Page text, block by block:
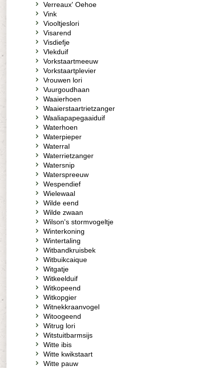
Verreaux' Oehoe
Vink
Viooltjeslori
Visarend
Visdiefje
Vlekduif
Vorkstaartmeeuw
Vorkstaartplevier
Vrouwen lori
Vuurgoudhaan
Waaierhoen
Waaierstaartrietzanger
Waaliapapegaaiduif
Waterhoen
Waterpieper
Waterral
Waterrietzanger
Watersnip
Waterspreeuw
Wespendief
Wielewaal
Wilde eend
Wilde zwaan
Wilson's stormvogeltje
Winterkoning
Wintertaling
Witbandkruisbek
Witbuikcaique
Witgatje
Witkeelduif
Witkopeend
Witkopgier
Witnekkraanvogel
Witoogeend
Witrug lori
Witstuitbarmsijs
Witte ibis
Witte kwikstaart
Witte pauw